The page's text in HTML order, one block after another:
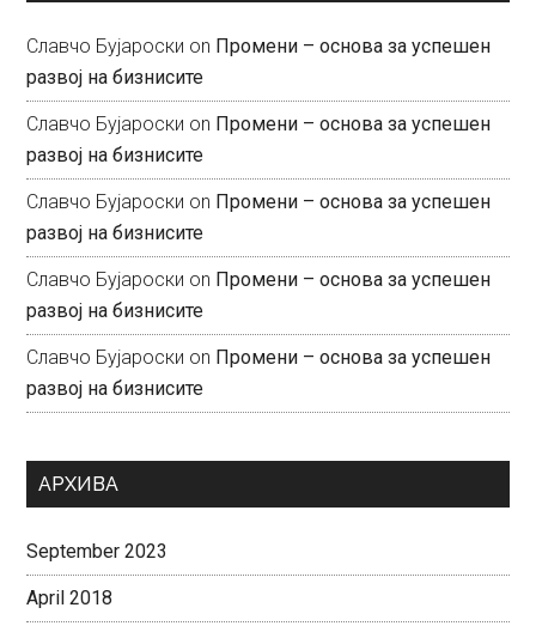
Славчо Бујароски on Промени – основа за успешен
развој на бизнисите
Славчо Бујароски on Промени – основа за успешен
развој на бизнисите
Славчо Бујароски on Промени – основа за успешен
развој на бизнисите
Славчо Бујароски on Промени – основа за успешен
развој на бизнисите
Славчо Бујароски on Промени – основа за успешен
развој на бизнисите
АРХИВА
September 2023
April 2018